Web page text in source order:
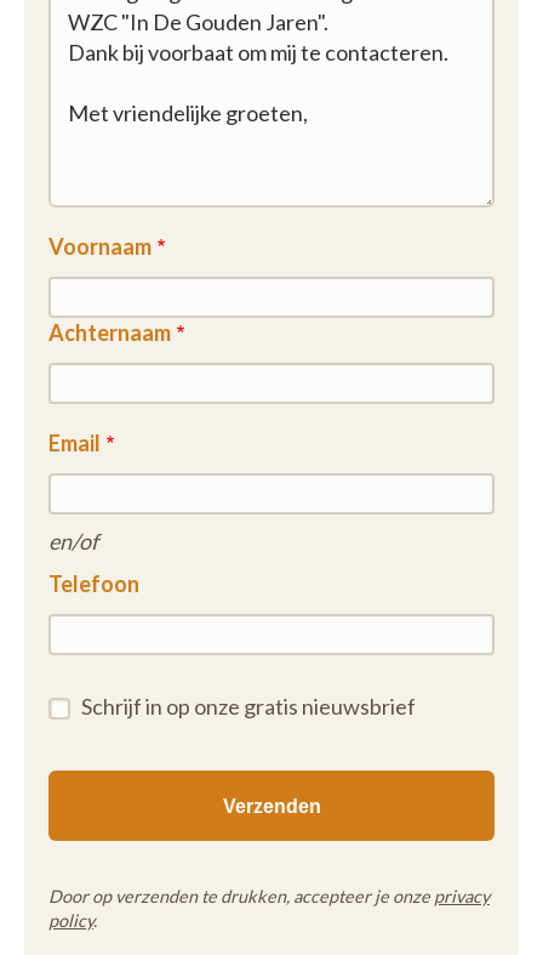
Voornaam
Achternaam
Email
en/of
Telefoon
Schrijf in op onze gratis nieuwsbrief
Door op verzenden te drukken, accepteer je onze privacy
policy.